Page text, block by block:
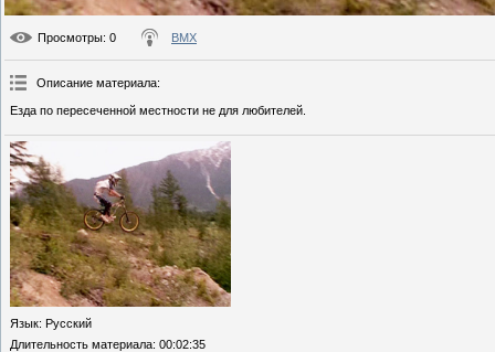
Просмотры: 0 BMX
Описание материала:
Езда по пересеченной местности не для любителей.
Язык: Русский
Длительность материала: 00:02:35